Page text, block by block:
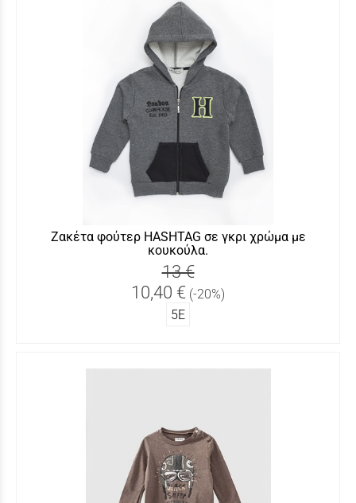
Ζακέτα φούτερ HASHTAG σε γκρι χρώμα με
κουκούλα.
13 €
10,40 € (-20%)
5Ε